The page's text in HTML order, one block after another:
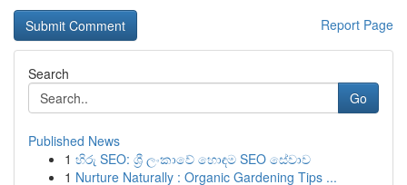
Report Page
Search
Go
Published News
1 හිරු SEO: ශ්‍රී ලංකාවේ හොඳම SEO සේවාව
1 Nurture Naturally : Organic Gardening Tips ...